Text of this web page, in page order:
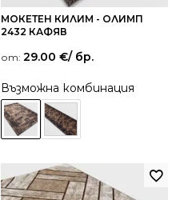
МОКЕТЕН КИЛИМ - ОЛИМП
2432 КАФЯВ
от: 29.00 €/ бр.
Възможна комбинация